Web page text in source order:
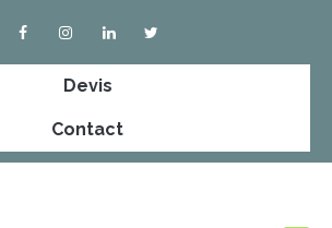
Devis
Contact